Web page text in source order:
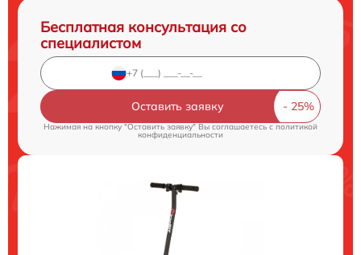
Бесплатная консультация со
специалистом
Оставить заявку
Нажимая на кнопку "Оставить заявку" Вы соглашаетесь cполитикой
конфиденциальности